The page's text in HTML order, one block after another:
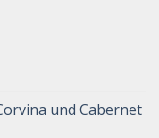
und Cabernet